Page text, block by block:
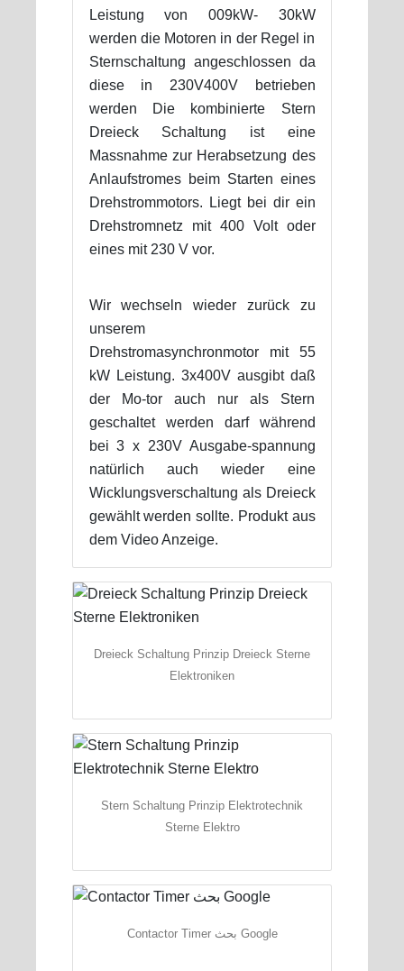
Leistung von 009kW- 30kW
werden die Motoren in der Regel in
Sternschaltung angeschlossen da
diese in 230V400V betrieben
werden Die kombinierte Stern
Dreieck Schaltung ist eine
Massnahme zur Herabsetzung des
Anlaufstromes beim Starten eines
Drehstrommotors. Liegt bei dir ein
Drehstromnetz mit 400 Volt oder
eines mit 230 V vor.
Wir wechseln wieder zurück zu
unserem
Drehstromasynchronmotor mit 55
kW Leistung. 3x400V ausgibt daß
der Mo-tor auch nur als Stern
geschaltet werden darf während
bei 3 x 230V Ausgabe-spannung
natürlich auch wieder eine
Wicklungsverschaltung als Dreieck
gewählt werden sollte. Produkt aus
dem Video Anzeige.
Dreieck Schaltung Prinzip Dreieck Sterne
Elektroniken
Stern Schaltung Prinzip Elektrotechnik
Sterne Elektro
Contactor Timer بحث Google